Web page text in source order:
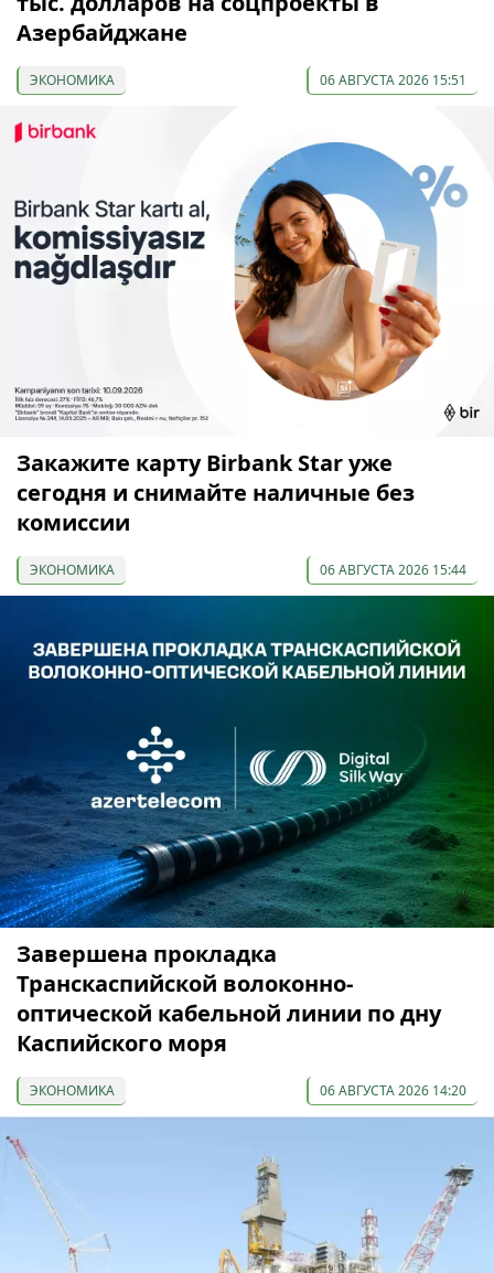
Азербайджане
ЭКОНОМИКА 06 АВГУСТА 2026 15:51
Закажите карту Birbank Star уже
сегодня и снимайте наличные без
комиссии
ЭКОНОМИКА 06 АВГУСТА 2026 15:44
Завершена прокладка
Транскаспийской волоконно-
оптической кабельной линии по дну
Каспийского моря
ЭКОНОМИКА 06 АВГУСТА 2026 14:20